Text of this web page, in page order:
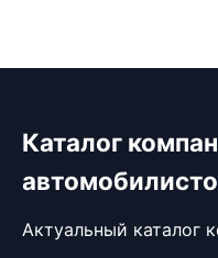
Каталог
Актуальный каталог